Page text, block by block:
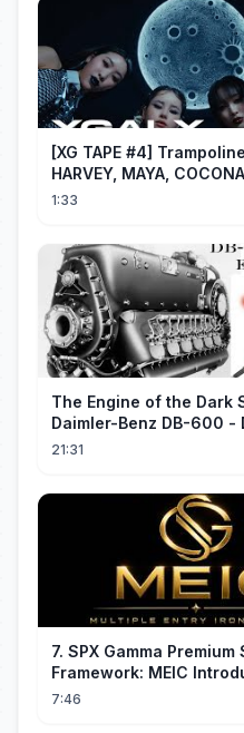
[XG TAPE #4]
HARVEY, MAYA,
1:33
The Engine of the Dark
Daimler-Benz DB-600 -
Part 1
21:31
7. SPX Gamma Premium
Framework: MEIC
7:46